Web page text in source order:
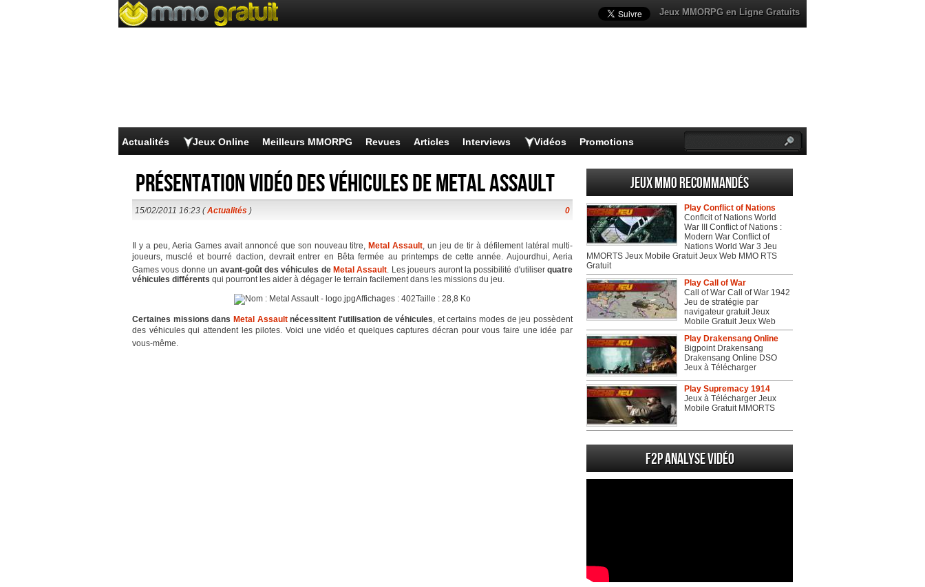
Jeux MMORPG en Ligne Gratuits
Actualités Jeux Online Meilleurs MMORPG Revues Articles Interviews Vidéos Promotions
Présentation vidéo des véhicules de Metal Assault
15/02/2011 16:23 (Actualités ) 0
Il y a peu, Aeria Games avait annoncé que son nouveau titre, Metal Assault, un jeu de tir à défilement latéral multi-
joueurs, musclé et bourré daction, devrait entrer en Bêta fermée au printemps de cette année. Aujourdhui, Aeria
Games vous donne un avant-goût des véhicules de Metal Assault. Les joueurs auront la possibilité d'utiliser quatre
véhicules différents qui pourront les aider à dégager le terrain facilement dans les missions du jeu.
Certaines missions dans Metal Assaultnécessitent l'utilisation de véhicules, et certains modes de jeu possèdent
des véhicules qui attendent les pilotes. Voici une vidéo et quelques captures décran pour vous faire une idée par
vous-même.
Jeux MMO recommandés
Play Conflict of Nations
Conflcit of Nations World
War III Conflict of Nations :
Modern War Conflict of
Nations World War 3 Jeu
MMORTS Jeux Mobile Gratuit Jeux Web MMO RTS
Gratuit
Play Call of War
Call of War Call of War 1942
Jeu de stratégie par
navigateur gratuit Jeux
Mobile Gratuit Jeux Web
Play Drakensang Online
Bigpoint Drakensang
Drakensang Online DSO
Jeux à Télécharger
Play Supremacy 1914
Jeux à Télécharger Jeux
Mobile Gratuit MMORTS
F2P Analyse vidéo